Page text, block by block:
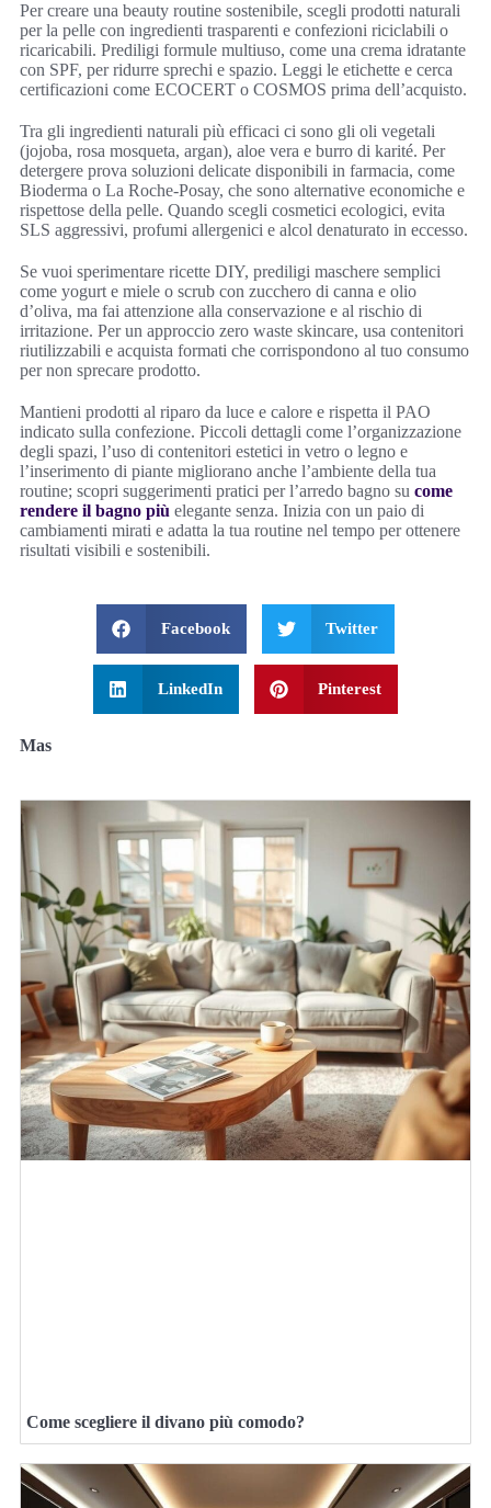
Per creare una beauty routine sostenibile, scegli prodotti naturali
per la pelle con ingredienti trasparenti e confezioni riciclabili o
ricaricabili. Prediligi formule multiuso, come una crema idratante
con SPF, per ridurre sprechi e spazio. Leggi le etichette e cerca
certificazioni come ECOCERT o COSMOS prima dell’acquisto.
Tra gli ingredienti naturali più efficaci ci sono gli oli vegetali
(jojoba, rosa mosqueta, argan), aloe vera e burro di karité. Per
detergere prova soluzioni delicate disponibili in farmacia, come
Bioderma o La Roche-Posay, che sono alternative economiche e
rispettose della pelle. Quando scegli cosmetici ecologici, evita
SLS aggressivi, profumi allergenici e alcol denaturato in eccesso.
Se vuoi sperimentare ricette DIY, prediligi maschere semplici
come yogurt e miele o scrub con zucchero di canna e olio
d’oliva, ma fai attenzione alla conservazione e al rischio di
irritazione. Per un approccio zero waste skincare, usa contenitori
riutilizzabili e acquista formati che corrispondono al tuo consumo
per non sprecare prodotto.
Mantieni prodotti al riparo da luce e calore e rispetta il PAO
indicato sulla confezione. Piccoli dettagli come l’organizzazione
degli spazi, l’uso di contenitori estetici in vetro o legno e
l’inserimento di piante migliorano anche l’ambiente della tua
routine; scopri suggerimenti pratici per l’arredo bagno su come
rendere il bagno più elegante senza. Inizia con un paio di
cambiamenti mirati e adatta la tua routine nel tempo per ottenere
risultati visibili e sostenibili.
Facebook Twitter
LinkedIn Pinterest
Mas
Come scegliere il divano più comodo?